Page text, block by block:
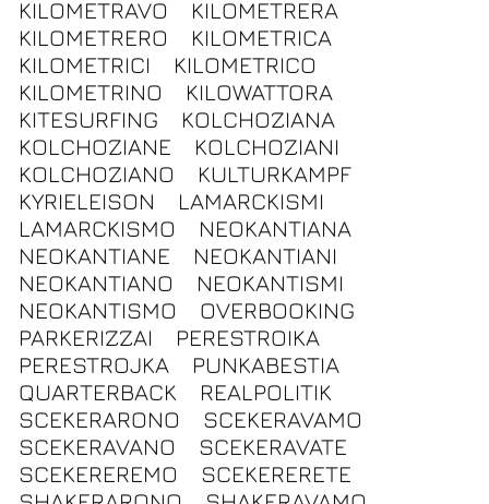
KILOMETRAVO
KILOMETRERA
KILOMETRERO
KILOMETRICA
KILOMETRICI
KILOMETRICO
KILOMETRINO
KILOWATTORA
KITESURFING
KOLCHOZIANA
KOLCHOZIANE
KOLCHOZIANI
KOLCHOZIANO
KULTURKAMPF
KYRIELEISON
LAMARCKISMI
LAMARCKISMO
NEOKANTIANA
NEOKANTIANE
NEOKANTIANI
NEOKANTIANO
NEOKANTISMI
NEOKANTISMO
OVERBOOKING
PARKERIZZAI
PERESTROIKA
PERESTROJKA
PUNKABESTIA
QUARTERBACK
REALPOLITIK
SCEKERARONO
SCEKERAVAMO
SCEKERAVANO
SCEKERAVATE
SCEKEREREMO
SCEKERERETE